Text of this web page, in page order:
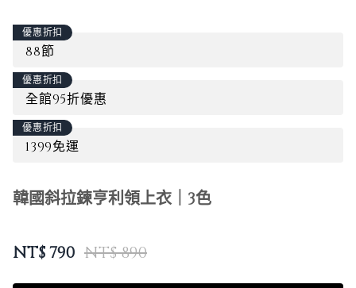
優惠折扣
88節
優惠折扣
全館95折優惠
優惠折扣
1399免運
韓國斜拉鍊亨利領上衣｜3色
NT$790 NT$ 890